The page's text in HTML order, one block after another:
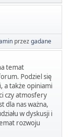
przezgadane
temat
Podziel się
a także opiniami
czy atmosfery
dla nas ważna,
w dyskusji i
rozwoju